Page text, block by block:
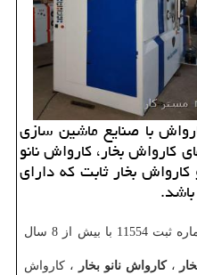
با صنایع ماشین سازی
كارواش بخار، كارواش نانو
بخار ثابت كه دارای
به شماره ثبت 11554 با بیش از 8 سال
،کارواش نانو بخار
، کارواش